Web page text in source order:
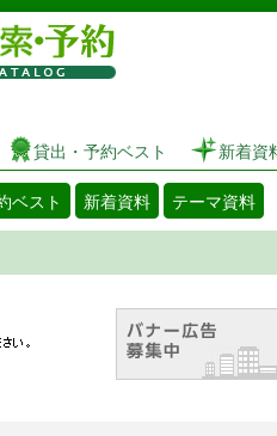
図書館 蔵書検索
貸出・予約ベスト 新着資
ベスト 新着資料 テーマ資料
きます。 広告(バナー